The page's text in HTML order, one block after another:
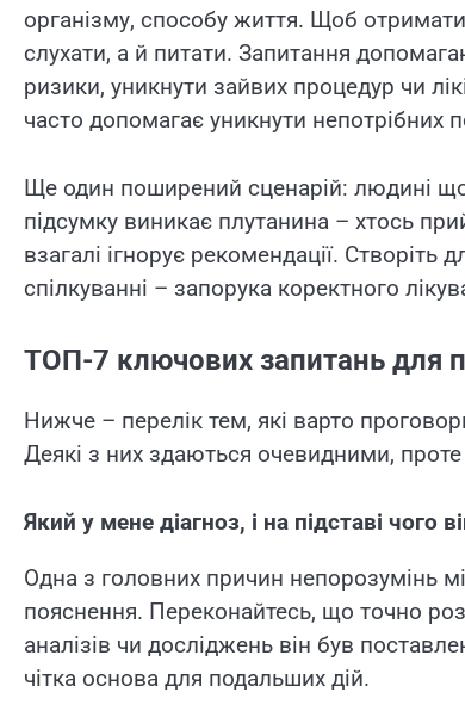
організму, способу життя. Щоб
слухати, а й питати. Запитання
ризики, уникнути зайвих процедур чи
часто допомагає уникнути непотрібних
Ще один поширений сценарій: людині
підсумку виникає плутанина – хтось
взагалі ігнорує рекомендації.
спілкуванні – запорука коректного
ТОП-7 ключових запитань для
Нижче – перелік тем, які варто
Деякі з них здаються очевидними,
Який у мене діагноз, і на підставі чого
Одна з головних причин непорозумінь
пояснення. Переконайтесь, що точно
аналізів чи досліджень він був
чітка основа для подальших дій.